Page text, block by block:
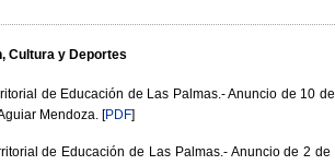
Cultura y Deportes
de Educación de Las Palmas.- Anuncio de 10
Mendoza. [PDF]
de Educación de Las Palmas.- Anuncio de 2